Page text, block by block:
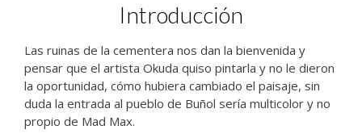
Introducción
Las ruinas de la cementera nos dan la bienvenida y
pensar que el artista Okuda quiso pintarla y no le dieron
la oportunidad, cómo hubiera cambiado el paisaje, sin
duda la entrada al pueblo de Buñol sería multicolor y no
propio de Mad Max.